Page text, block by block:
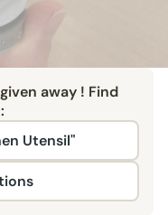
away ! Find
Utensil"